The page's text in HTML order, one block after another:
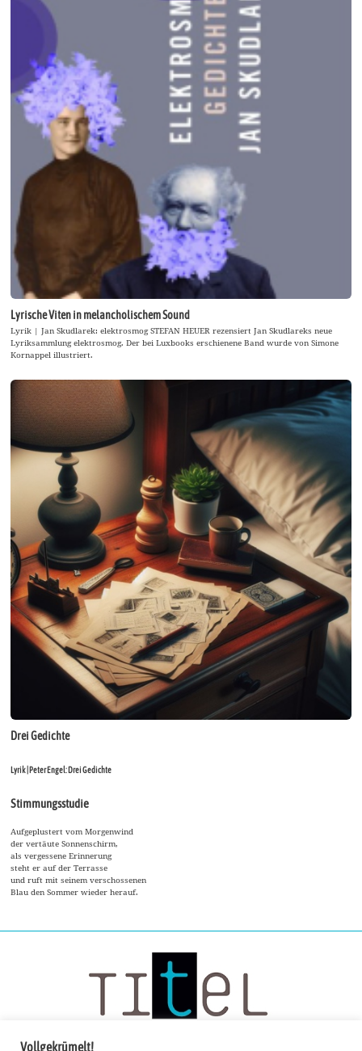
Lyrische Viten in melancholischem Sound
Lyrik | Jan Skudlarek: elektrosmog STEFAN HEUER rezensiert Jan Skudlareks neue
Lyriksammlung elektrosmog. Der bei Luxbooks erschienene Band wurde von Simone
Kornappel illustriert.
Drei Gedichte
Lyrik | Peter Engel: Drei Gedichte
Stimmungsstudie
Aufgeplustert vom Morgenwind
der vertäute Sonnenschirm,
als vergessene Erinnerung
steht er auf der Terrasse
und ruft mit seinem verschossenen
Blau den Sommer wieder herauf.
Vollgekrümelt!